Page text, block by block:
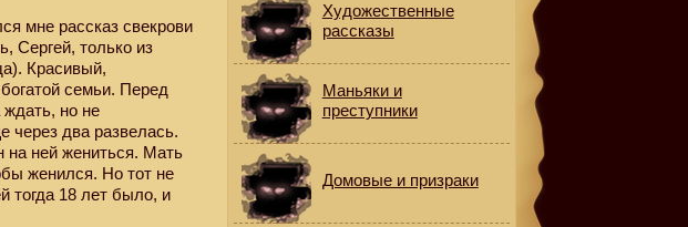
мне рассказ свекрови
Сергей, только из
Красивый,
семьи. Перед
но не
через два развелась.
на ней жениться. Мать
женился. Но тот не
тогда 18 лет было, и
Художественные
рассказы
Маньяки и
преступники
Домовые и призраки